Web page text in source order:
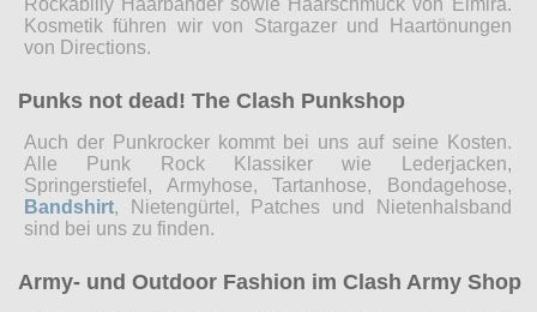
Rockabilly Haarbänder sowie Haarschmuck von Elmira.
Kosmetik führen wir von Stargazer und Haartönungen
von Directions.
Punks not dead! The Clash Punkshop
Auch der Punkrocker kommt bei uns auf seine Kosten.
Alle Punk Rock Klassiker wie Lederjacken,
Springerstiefel, Armyhose, Tartanhose, Bondagehose,
Bandshirt, Nietengürtel, Patches und Nietenhalsband
sind bei uns zu finden.
Army- und Outdoor Fashion im Clash Army Shop